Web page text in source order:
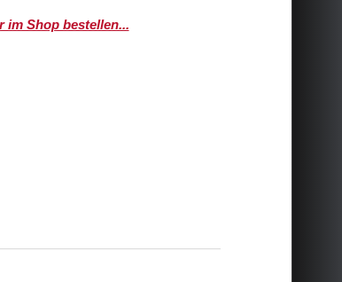
im Shop bestellen...